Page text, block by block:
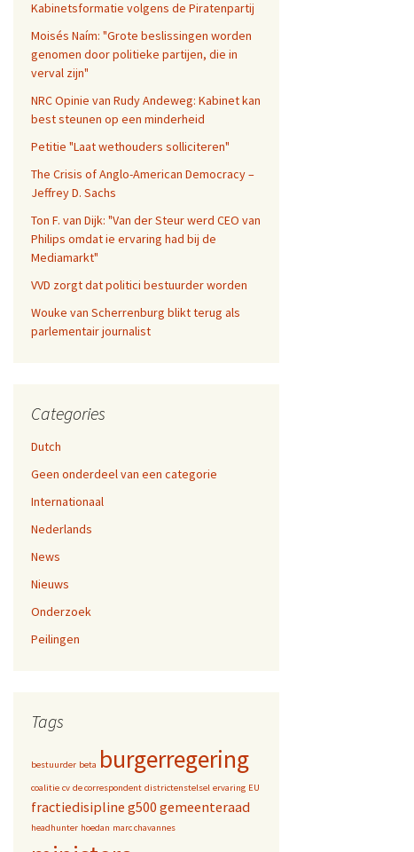
Kabinetsformatie volgens de Piratenpartij
Moisés Naím: "Grote beslissingen worden
genomen door politieke partijen, die in
verval zijn"
NRC Opinie van Rudy Andeweg: Kabinet kan
best steunen op een minderheid
Petitie "Laat wethouders solliciteren"
The Crisis of Anglo-American Democracy –
Jeffrey D. Sachs
Ton F. van Dijk: "Van der Steur werd CEO van
Philips omdat ie ervaring had bij de
Mediamarkt"
VVD zorgt dat politici bestuurder worden
Wouke van Scherrenburg blikt terug als
parlementair journalist
Categories
Dutch
Geen onderdeel van een categorie
Internationaal
Nederlands
News
Nieuws
Onderzoek
Peilingen
Tags
bestuurder beta burgerregering
coalitie cv de correspondent districtenstelsel ervaring EU
fractiedisipline g500 gemeenteraad
headhunter hoedan marc chavannes